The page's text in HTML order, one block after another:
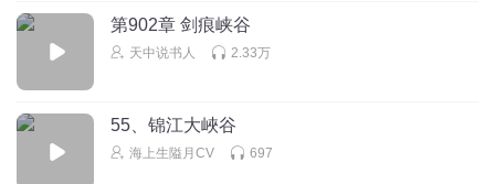
第902章 剑痕峡谷
天中说书人 2.33万
55、锦江大峽谷
海上生隘月CV 697